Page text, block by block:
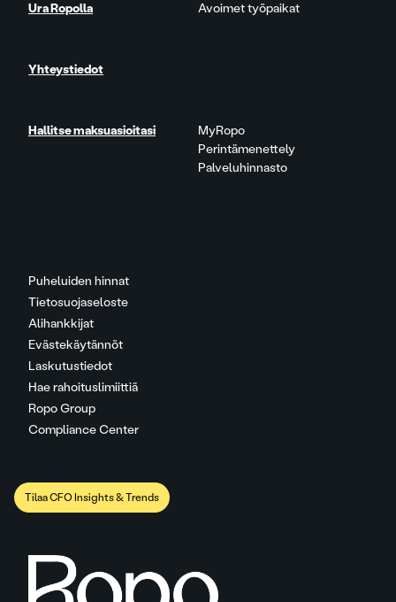
Puheluiden hinnat
Tietosuojaseloste
Alihankkijat
Evästekäytännöt
Laskutustiedot
Hae rahoituslimiittiä
Ropo Group
Compliance Center
Ura Ropolla Avoimet työpaikat
Yhteystiedot
Hallitse maksuasioitasi
MyRopo
Perintämenettely
Palveluhinnasto
Tilaa CFO Insights & Trends